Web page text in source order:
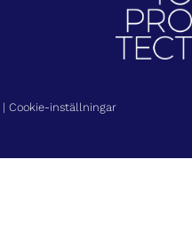
| Cookie-inställningar